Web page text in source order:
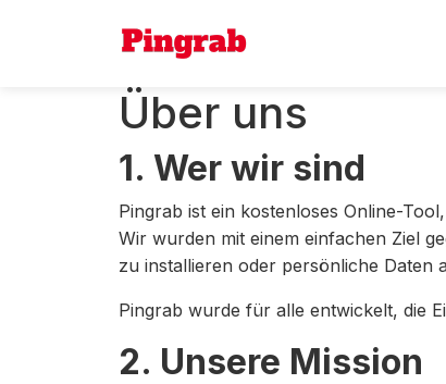
Über uns
1. Wer wir sind
Pingrab ist ein kostenloses Online-
Wir wurden mit einem einfachen Ziel
zu installieren oder persönliche Daten
Pingrab wurde für alle entwickelt, die
2. Unsere Mission